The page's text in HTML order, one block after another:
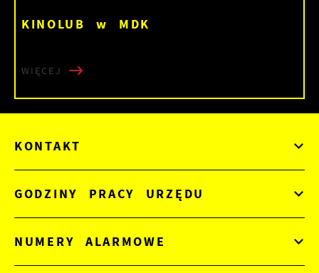
KINOLUB w MDK
WIĘCEJ
KONTAKT
GODZINY PRACY URZĘDU
NUMERY ALARMOWE